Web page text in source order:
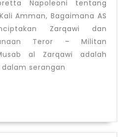
tentang
Pemboman
Tiga
Kali
Amman,
Menciptakan
Napoleoni tentang
Amman, Bagaimana AS
Zarqawi dan
Teror – Militan
al Zarqawi adalah
serangan